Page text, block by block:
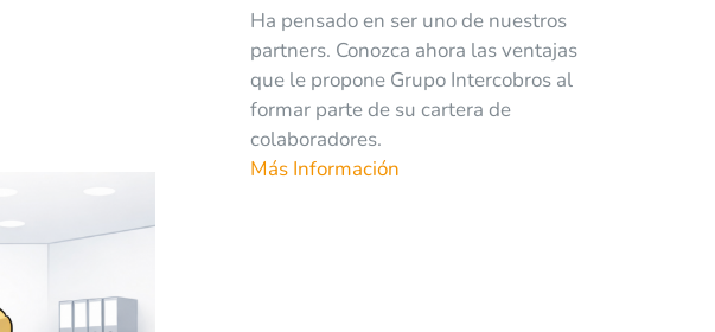
Ha pensado en ser uno de nuestros
partners. Conozca ahora las ventajas
que le propone Grupo Intercobros al
formar parte de su cartera de
colaboradores.
Más Información